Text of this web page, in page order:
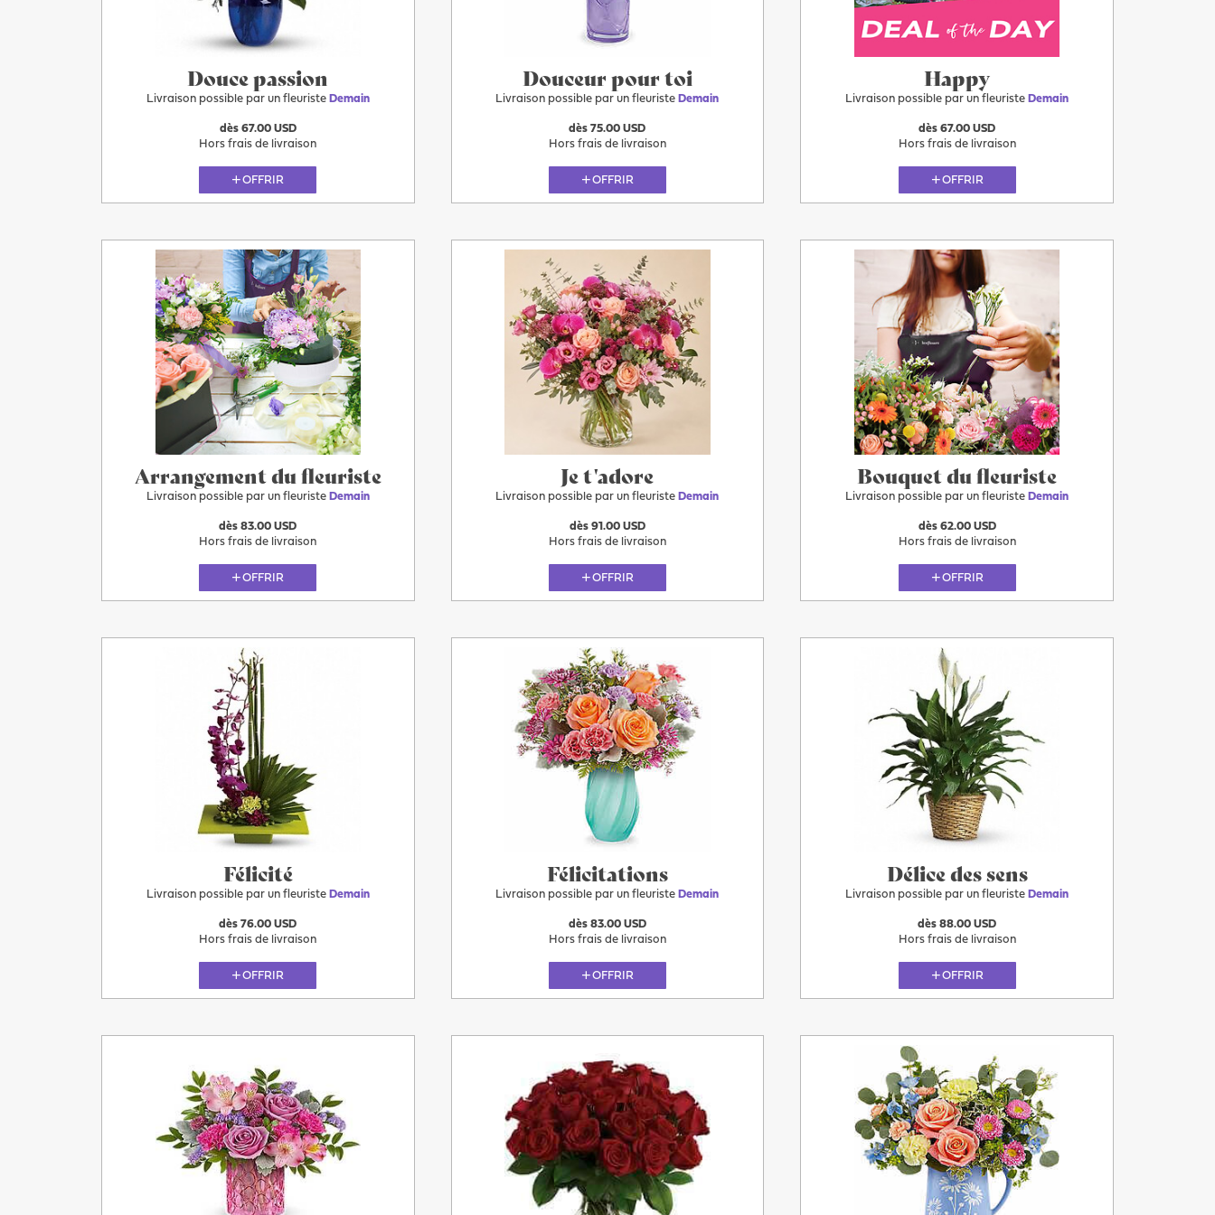
Douce passion
Livraison possible par un fleuriste Demain
Plus
Demain
dès 67.00 USD
Hors frais de livraison
OFFRIR
Douceur pour toi
Livraison possible par un fleuriste Demain
Plus
Demain
dès 75.00 USD
Hors frais de livraison
OFFRIR
Happy
Livraison possible par un fleuriste Demain
Demain
dès 67.00 USD
Hors frais de livraison
OFFRIR
Arrangement du fleuriste
Livraison possible par un fleuriste Demain
Demain
dès 83.00 USD
Hors frais de livraison
OFFRIR
Je t'adore
Livraison possible par un fleuriste Demain
Demain
dès 91.00 USD
Hors frais de livraison
OFFRIR
Bouquet du fleuriste
Livraison possible par un fleuriste Demain
Plus
Demain
dès 62.00 USD
Hors frais de livraison
OFFRIR
Félicité
Livraison possible par un fleuriste Demain
Plus
Demain
dès 76.00 USD
Hors frais de livraison
OFFRIR
Félicitations
Livraison possible par un fleuriste Demain
Plus
Demain
dès 83.00 USD
Hors frais de livraison
OFFRIR
Délice des sens
Livraison possible par un fleuriste Demain
Demain
dès 88.00 USD
Hors frais de livraison
OFFRIR